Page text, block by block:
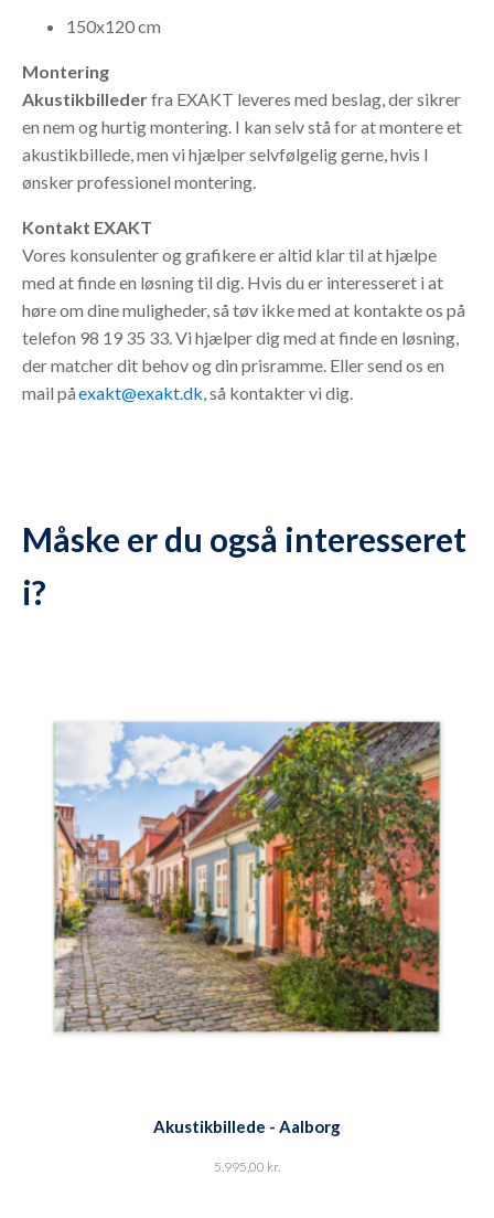
150x120 cm
Montering
Akustikbillederfra EXAKT leveres med beslag, der sikrer
en nem og hurtig montering. I kan selv stå for at montere et
akustikbillede, men vi hjælper selvfølgelig gerne, hvis I
ønsker professionel montering.
Kontakt EXAKT
Vores konsulenter og grafikere er altid klar til at hjælpe
med at finde en løsning til dig. Hvis du er interesseret i at
høre om dine muligheder, så tøv ikke med at kontakte os på
telefon 98 19 35 33. Vi hjælper dig med at finde en løsning,
der matcher dit behov og din prisramme. Eller send os en
mail påexakt@exakt.dk, så kontakter vi dig.
Måske er du også interesseret
i?
Akustikbillede - Aalborg
5.995,00 kr.